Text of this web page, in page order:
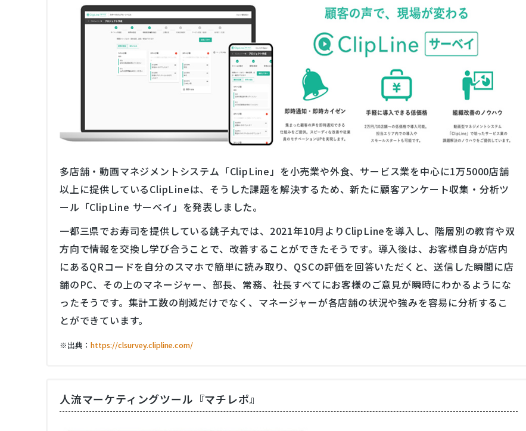
多店舗・動画マネジメントシステム「ClipLine」を小売業や外食、サービス業を中心に1万5000店舗
以上に提供しているClipLineは、そうした課題を解決するため、新たに顧客アンケート収集・分析ツ
ール「ClipLine サーベイ」を発表しました。
一都三県でお寿司を提供している銚子丸では、2021年10月よりClipLineを導入し、階層別の教育や双
方向で情報を交換し学び合うことで、改善することができたそうです。導入後は、お客様自身が店内
にあるQRコードを自分のスマホで簡単に読み取り、QSCの評価を回答いただくと、送信した瞬間に店
舗のPC、その上のマネージャー、部⻑、常務、社⻑すべてにお客様のご意見が瞬時にわかるようにな
ったそうです。集計工数の削減だけでなく、マネージャーが各店舗の状況や強みを容易に分析するこ
とができています。
※出典： https://clsurvey.clipline.com/
人流マーケティングツール『マチレポ』